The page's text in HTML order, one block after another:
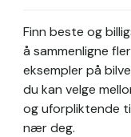
Finn beste og
å sammenligne
eksempler på
du kan velge
og uforpliktende
nær deg.